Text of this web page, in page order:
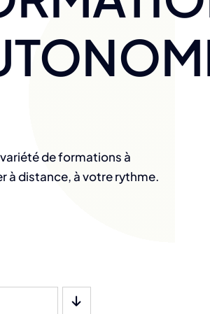
de formations à
à distance, à votre rythme.